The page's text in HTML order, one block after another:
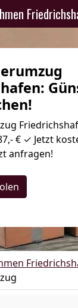
€ ✓ Jetzt
anfragen!